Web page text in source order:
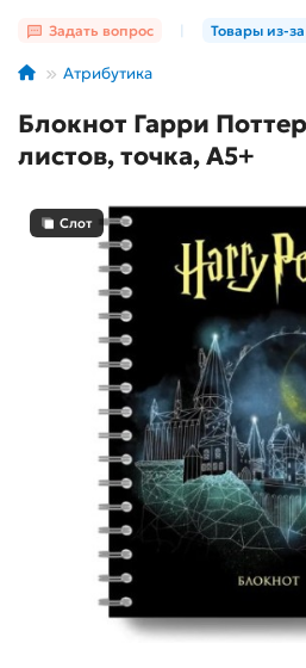
Задать вопрос Товары из-
Атрибутика
Блокнот Гарри
листов, точка, А5+
Слот